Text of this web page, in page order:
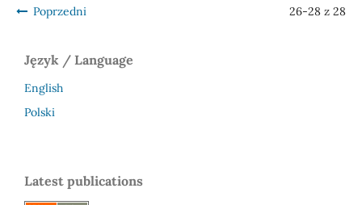
Poprzedni 26-28 z 28
Język / Language
English
Polski
Latest publications